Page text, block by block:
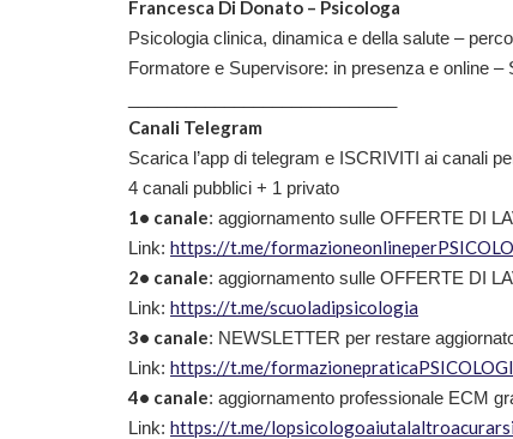
Francesca Di Donato – Psicologa
Psicologia clinica, dinamica e della salute –
Formatore e Supervisore: in presenza e online
Canali Telegram
Scarica l’app di telegram e ISCRIVITI ai canali
4 canali pubblici + 1 privato
1• canale: aggiornamento sulle OFFERTE DI
Link: https://t.me/
2• canale: aggiornamento sulle OFFERTE DI
Link: https://t.me/scuoladipsicologia
3• canale: NEWSLETTER per restare
Link: https://t.me/
4• canale: aggiornamento professionale ECM
Link: https://t.me/lopsicologoaiutalaltroacurarsi